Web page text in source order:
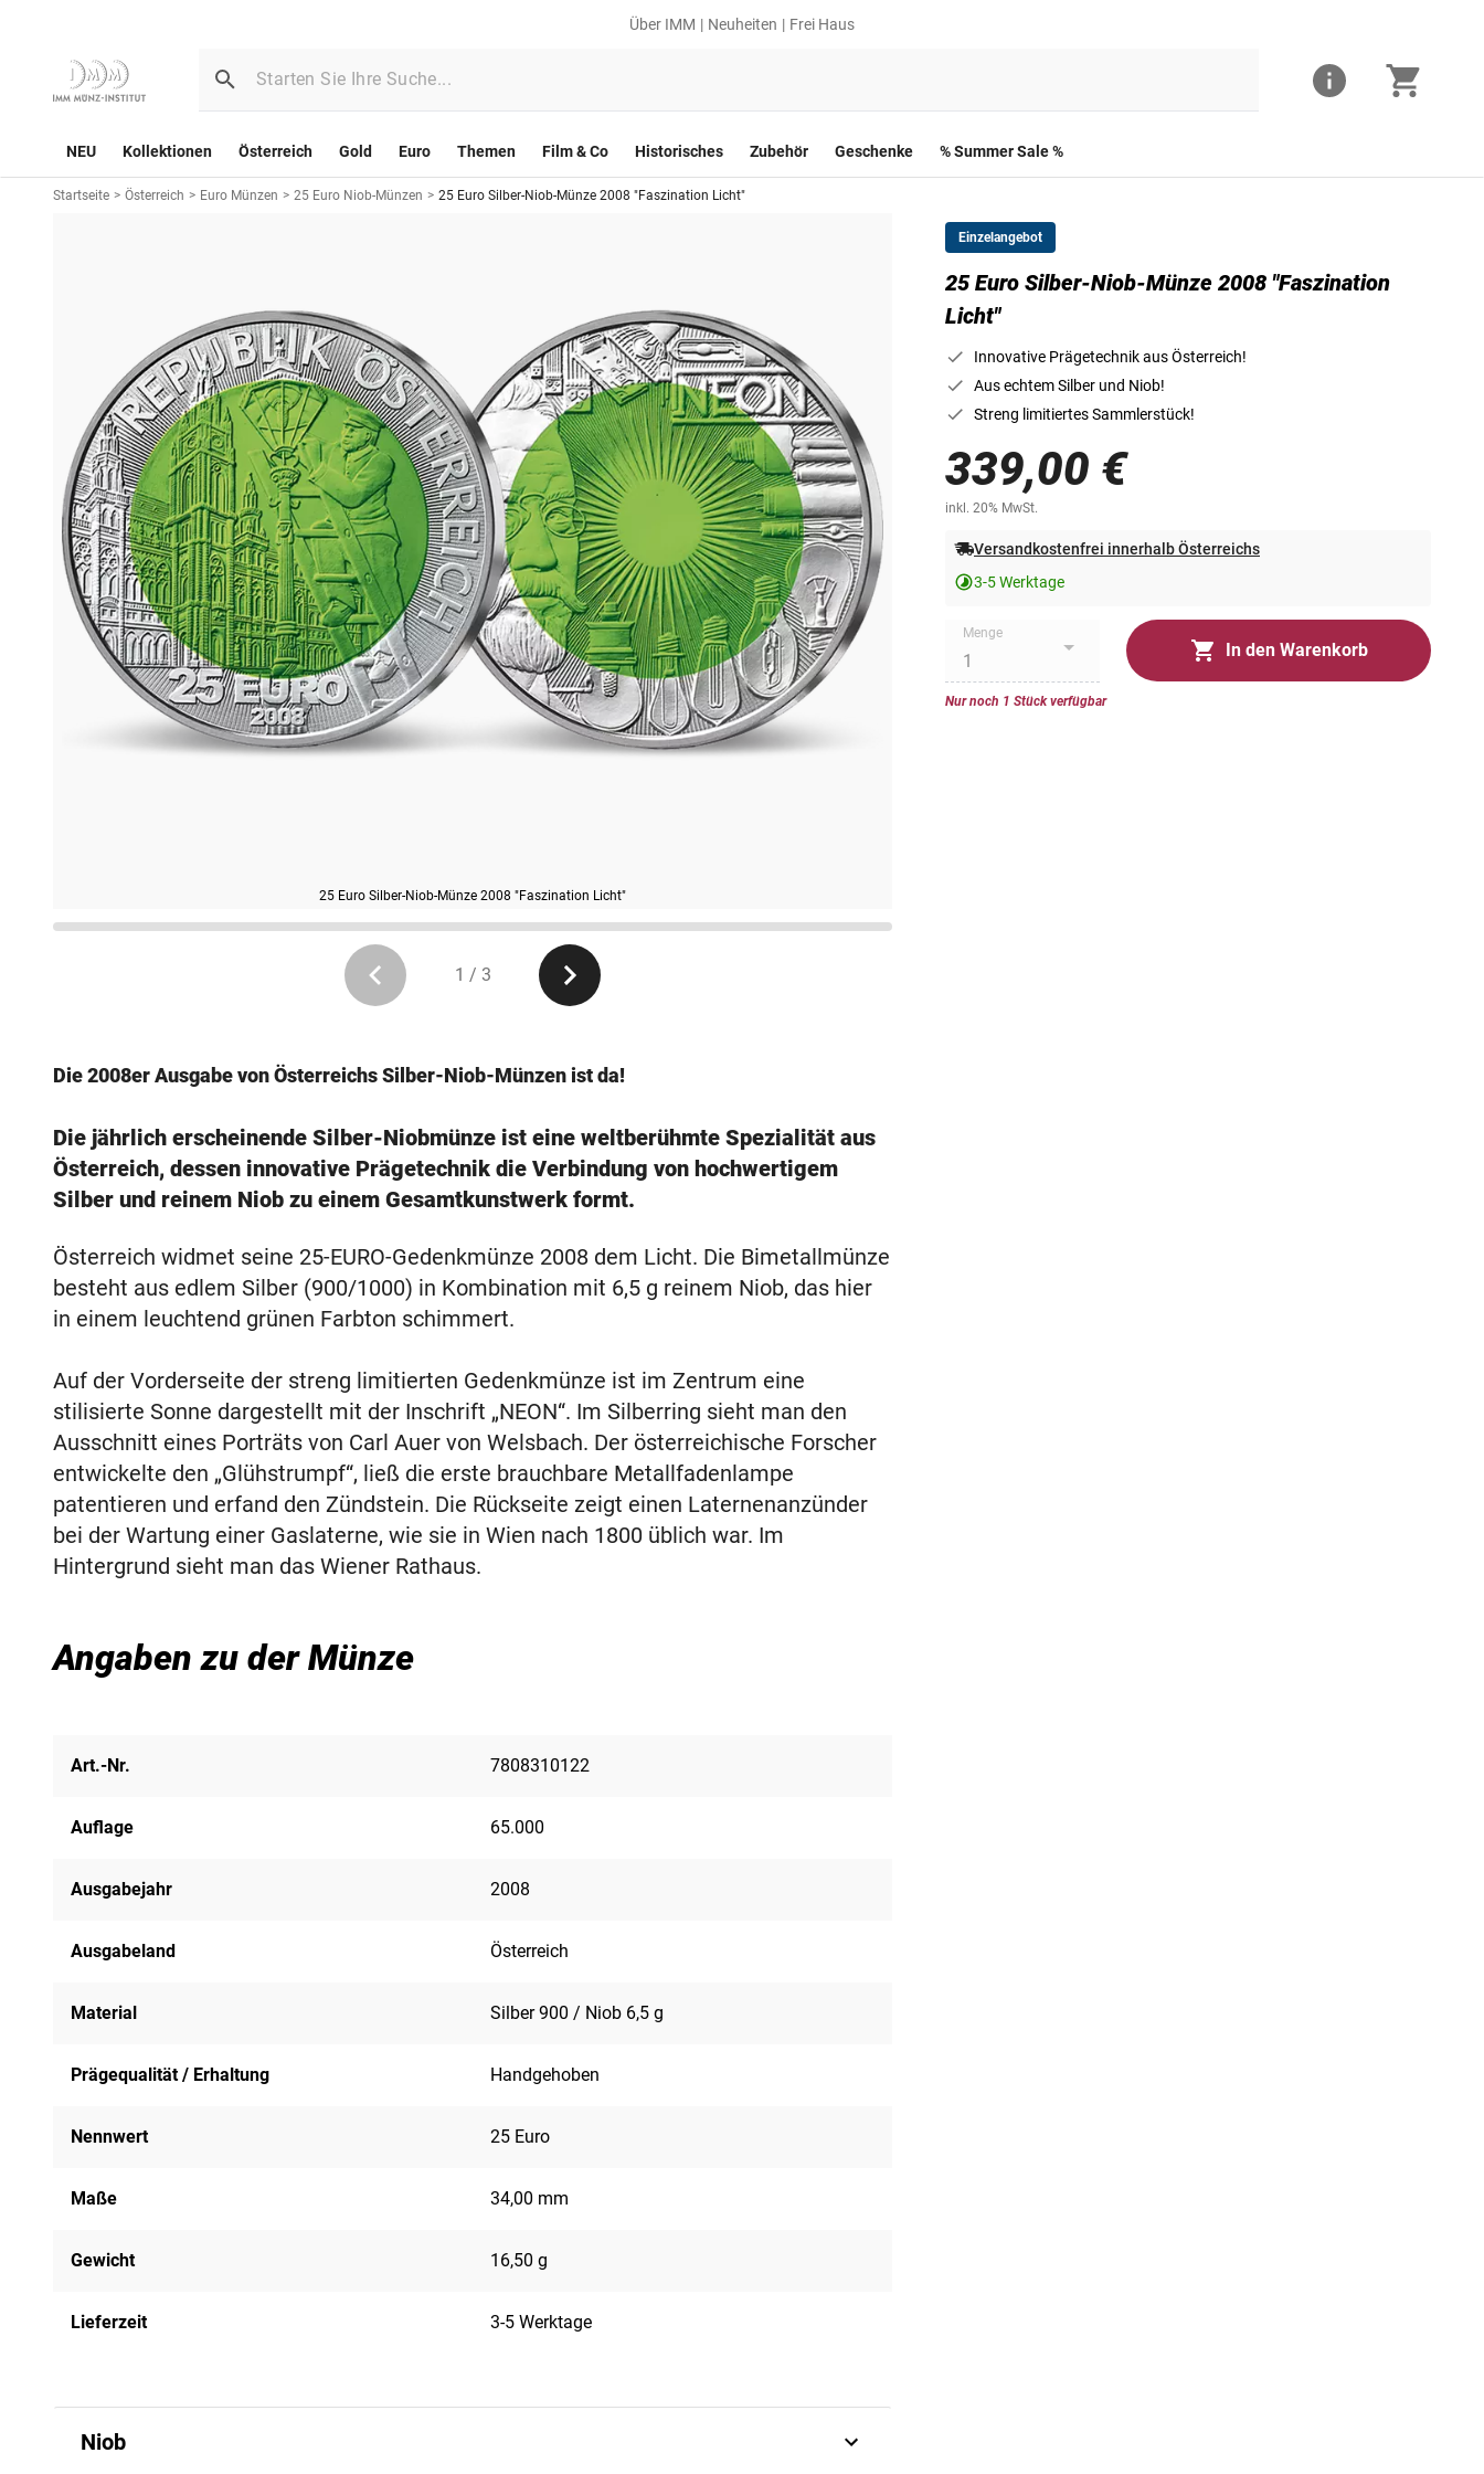
Über IMM Neuheiten Frei Haus
NEU Kollektionen Österreich Gold Euro Themen Film & Co Historisches Zubehör Geschenke % Summer Sale %
Startseite > Österreich > Euro Münzen > 25 Euro Niob-Münzen > 25 Euro Silber-Niob-Münze 2008 "Faszination Licht"
25 Euro Silber-Niob-Münze 2008 "Faszination Licht"
Die Vorderseite der Silber-Niob-Münze 2008
1 / 3
Einzelangebot
25 Euro Silber-Niob-Münze 2008 "Faszination
Licht"
Innovative Prägetechnik aus Österreich!
Aus echtem Silber und Niob!
Streng limitiertes Sammlerstück!
339,00 €
inkl. 20% MwSt.
Versandkostenfrei innerhalb Österreichs
3-5 Werktage
Menge
In den Warenkorb
Nur noch 1 Stück verfügbar
Die 2008er Ausgabe von Österreichs Silber-Niob-Münzen ist da!
Die jährlich erscheinende Silber-Niobmünze ist eine weltberühmte Spezialität aus
Österreich, dessen innovative Prägetechnik die Verbindung von hochwertigem
Silber und reinem Niob zu einem Gesamtkunstwerk formt.
Österreich widmet seine 25-EURO-Gedenkmünze 2008 dem Licht. Die Bimetallmünze
besteht aus edlem Silber (900/1000) in Kombination mit 6,5 g reinem Niob, das hier
in einem leuchtend grünen Farbton schimmert.
Auf der Vorderseite der streng limitierten Gedenkmünze ist im Zentrum eine
stilisierte Sonne dargestellt mit der Inschrift „NEON“. Im Silberring sieht man den
Ausschnitt eines Porträts von Carl Auer von Welsbach. Der österreichische Forscher
entwickelte den „Glühstrumpf“, ließ die erste brauchbare Metallfadenlampe
patentieren und erfand den Zündstein. Die Rückseite zeigt einen Laternenanzünder
bei der Wartung einer Gaslaterne, wie sie in Wien nach 1800 üblich war. Im
Hintergrund sieht man das Wiener Rathaus.
Angaben zu der Münze
Art.-Nr. 7808310122
Auflage 65.000
Ausgabejahr 2008
Ausgabeland Österreich
Material Silber 900 / Niob 6,5 g
Prägequalität / Erhaltung Handgehoben
Nennwert 25 Euro
Maße 34,00 mm
Gewicht 16,50 g
Lieferzeit 3-5 Werktage
Niob